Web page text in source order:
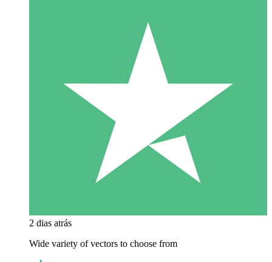
2 dias atrás
Wide variety of vectors to choose from